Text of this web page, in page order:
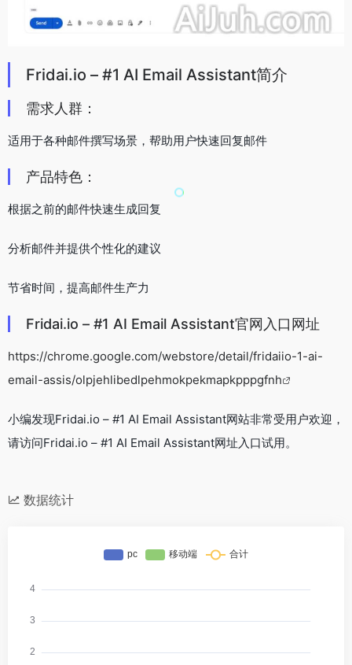
Fridai.io – #1 AI Email Assistant简介
需求人群：
适用于各种邮件撰写场景，帮助用户快速回复邮件
产品特色：
根据之前的邮件快速生成回复
分析邮件并提供个性化的建议
节省时间，提高邮件生产力
Fridai.io – #1 AI Email Assistant官网入口网址
https://chrome.google.com/webstore/detail/fridaiio-1-ai-
email-assis/olpjehlibedlpehmokpekmapkpppgfnh
小编发现Fridai.io – #1 AI Email Assistant网站非常受用户欢迎，
请访问Fridai.io – #1 AI Email Assistant网址入口试用。
数据统计